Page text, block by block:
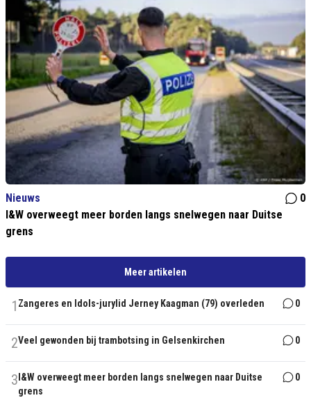
Nieuws
0
I&W overweegt meer borden langs snelwegen naar Duitse
grens
Meer artikelen
1 Zangeres en Idols-jurylid Jerney Kaagman (79) overleden 0
2Veel gewonden bij trambotsing in Gelsenkirchen 0
3 I&W overweegt meer borden langs snelwegen naar Duitse
grens
0